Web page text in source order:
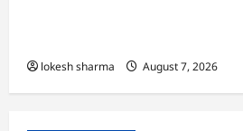
lokesh sharma August 7, 2026